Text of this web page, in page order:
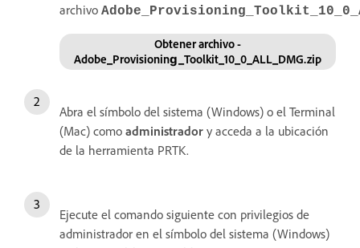
archivo
Obtener archivo -
Adobe_Provisioning_Toolkit_10_0_ALL_DMG.zip
Abra el símbolo del sistema (Windows) o el Terminal
(Mac) como administrador y acceda a la ubicación
de la herramienta PRTK.
Ejecute el comando siguiente con privilegios de
administrador en el símbolo del sistema (Windows)